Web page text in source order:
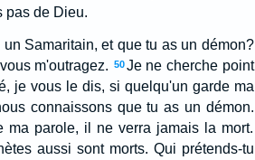
pas de Dieu.
Samaritain, et que tu as un démon?
m'outragez. 50Je ne cherche point
je vous le dis, si quelqu'un garde ma
connaissons que tu as un démon.
ma parole, il ne verra jamais la mort.
aussi sont morts. Qui prétends-tu